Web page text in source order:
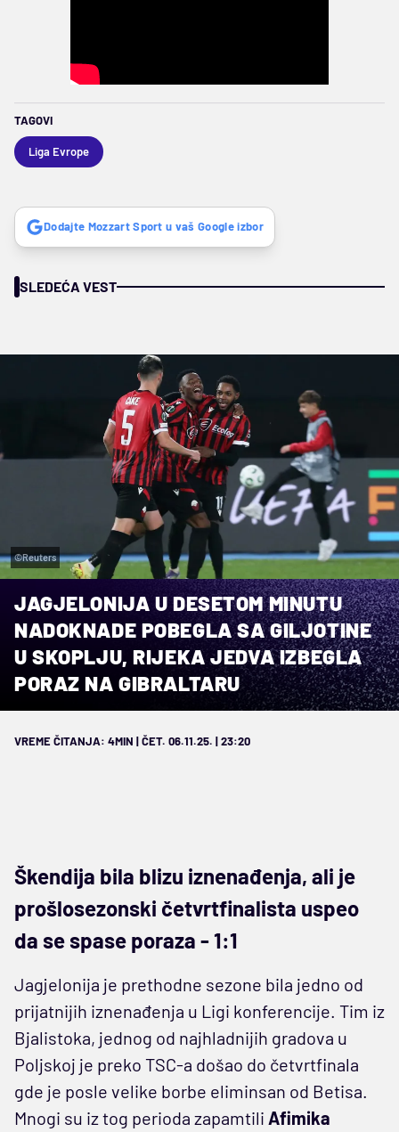
TAGOVI
Liga Evrope
Dodajte Mozzart Sport u vaš Google izbor
SLEDEĆA VEST
©Reuters
JAGJELONIJA U DESETOM MINUTU
NADOKNADE POBEGLA SA GILJOTINE
U SKOPLJU, RIJEKA JEDVA IZBEGLA
PORAZ NA GIBRALTARU
VREME ČITANJA: 4MIN | ČET. 06.11.25. | 23:20
Škendija bila blizu iznenađenja, ali je
prošlosezonski četvrtfinalista uspeo
da se spase poraza - 1:1
Jagjelonija je prethodne sezone bila jedno od
prijatnijih iznenađenja u Ligi konferencije. Tim iz
Bjalistoka, jednog od najhladnijih gradova u
Poljskoj je preko TSC-a došao do četvrtfinala
gde je posle velike borbe eliminsan od Betisa.
Mnogi su iz tog perioda zapamtili Afimika